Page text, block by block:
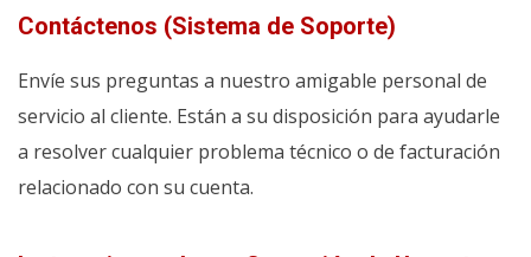
Contáctenos (Sistema de Soporte)
Envíe sus preguntas a nuestro amigable personal de
servicio al cliente. Están a su disposición para ayudarle
a resolver cualquier problema técnico o de facturación
relacionado con su cuenta.